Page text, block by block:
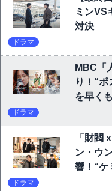
ミンVS
対決
ドラマ
MBC「
り！“
を早く
ドラマ
「財閥
ン・ウ
響！“ケ
ドラマ